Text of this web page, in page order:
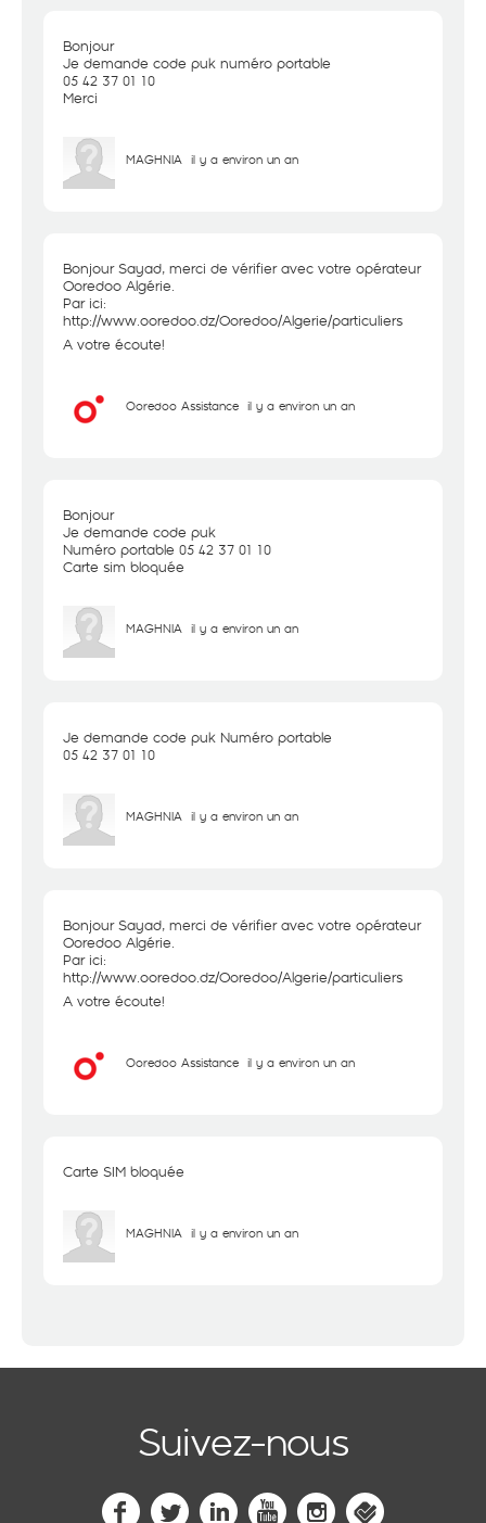
Bonjour
Je demande code puk numéro portable
05 42 37 01 10
Merci
MAGHNIA il y a environ un an
Bonjour Sayad, merci de vérifier avec votre opérateur
Ooredoo Algérie.
Par ici:
http://www.ooredoo.dz/Ooredoo/Algerie/particuliers
A votre écoute!
Ooredoo Assistance il y a environ un an
Bonjour
Je demande code puk
Numéro portable 05 42 37 01 10
Carte sim bloquée
MAGHNIA il y a environ un an
Je demande code puk Numéro portable
05 42 37 01 10
MAGHNIA il y a environ un an
Bonjour Sayad, merci de vérifier avec votre opérateur
Ooredoo Algérie.
Par ici:
http://www.ooredoo.dz/Ooredoo/Algerie/particuliers
A votre écoute!
Ooredoo Assistance il y a environ un an
Carte SIM bloquée
MAGHNIA il y a environ un an
Suivez-nous